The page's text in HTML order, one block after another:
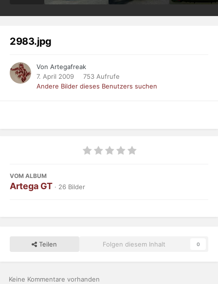
2983.jpg
Von Artegafreak
7. April 2009
753 Aufrufe
Andere Bilder dieses Benutzers suchen
VOM ALBUM
Artega GT · 26 Bilder
Teilen Folgen diesem Inhalt 0
Keine Kommentare vorhanden